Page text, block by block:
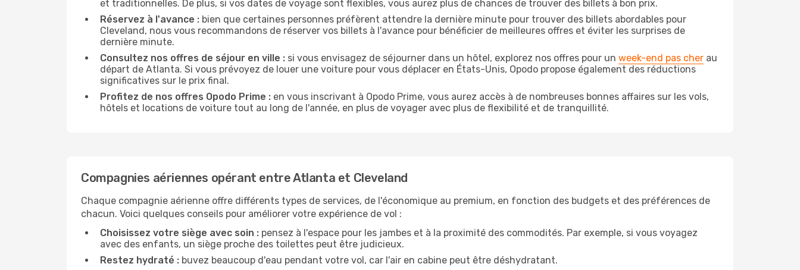
et traditionnelles. De plus, si vos dates de voyage sont flexibles, vous aurez plus de chances de trouver des billets à bon prix.
Réservez à l'avance : bien que certaines personnes préfèrent attendre la dernière minute pour trouver des billets abordables pour
Cleveland, nous vous recommandons de réserver vos billets à l'avance pour bénéficier de meilleures offres et éviter les surprises de
dernière minute.
Consultez nos offres de séjour en ville : si vous envisagez de séjourner dans un hôtel, explorez nos offres pour un week-end pas cher au
départ de Atlanta. Si vous prévoyez de louer une voiture pour vous déplacer en États-Unis, Opodo propose également des réductions
significatives sur le prix final.
Profitez de nos offres Opodo Prime : en vous inscrivant à Opodo Prime, vous aurez accès à de nombreuses bonnes affaires sur les vols,
hôtels et locations de voiture tout au long de l'année, en plus de voyager avec plus de flexibilité et de tranquillité.
Compagnies aériennes opérant entre Atlanta et Cleveland
Chaque compagnie aérienne offre différents types de services, de l'économique au premium, en fonction des budgets et des préférences de
chacun. Voici quelques conseils pour améliorer votre expérience de vol :
Choisissez votre siège avec soin : pensez à l'espace pour les jambes et à la proximité des commodités. Par exemple, si vous voyagez
avec des enfants, un siège proche des toilettes peut être judicieux.
Restez hydraté : buvez beaucoup d'eau pendant votre vol, car l'air en cabine peut être déshydratant.